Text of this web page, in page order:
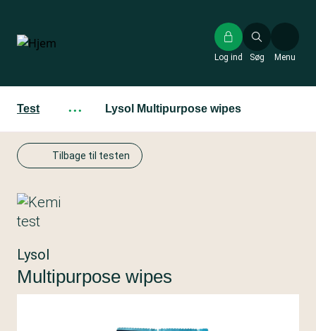
hovedindhold
Søg
Log ind Menu
Test ··· Lysol Multipurpose wipes
Tilbage til testen
Lysol
Multipurpose wipes